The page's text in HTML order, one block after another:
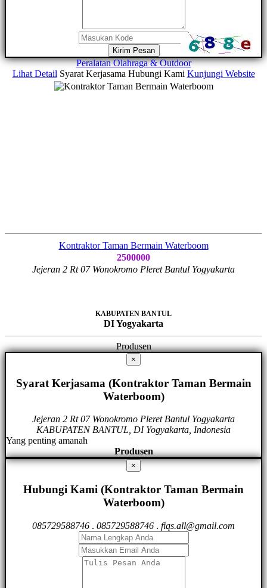
Kirim Pesan
Peralatan Olahraga & Outdoor
Lihat Detail Syarat Kerjasama Hubungi Kami Kunjungi Website
Kontraktor Taman Bermain Waterboom
2500000
Jejeran 2 Rt 07 Wonokromo Pleret Bantul Yogyakarta
KABUPATEN BANTUL
DI Yogyakarta
Produsen
×
Syarat Kerjasama (Kontraktor Taman Bermain
Waterboom)
Jejeran 2 Rt 07 Wonokromo Pleret Bantul Yogyakarta
KABUPATEN BANTUL, DI Yogyakarta, Indonesia
Yang penting amanah
Produsen
×
Hubungi Kami (Kontraktor Taman Bermain
Waterboom)
085729588746 . 085729588746 . fiqs.all@gmail.com